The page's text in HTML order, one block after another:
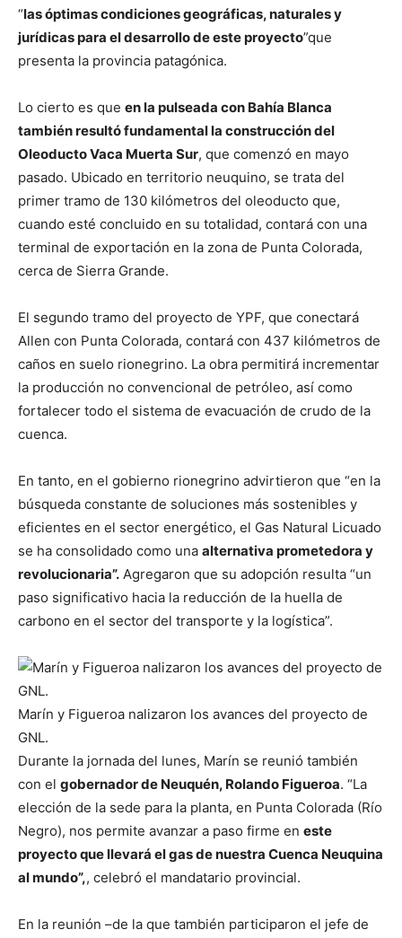
“las óptimas condiciones geográficas, naturales y
jurídicas para el desarrollo de este proyecto”que
presenta la provincia patagónica.
Lo cierto es que en la pulseada con Bahía Blanca
también resultó fundamental la construcción del
Oleoducto Vaca Muerta Sur, que comenzó en mayo
pasado. Ubicado en territorio neuquino, se trata del
primer tramo de 130 kilómetros del oleoducto que,
cuando esté concluido en su totalidad, contará con una
terminal de exportación en la zona de Punta Colorada,
cerca de Sierra Grande.
El segundo tramo del proyecto de YPF, que conectará
Allen con Punta Colorada, contará con 437 kilómetros de
caños en suelo rionegrino. La obra permitirá incrementar
la producción no convencional de petróleo, así como
fortalecer todo el sistema de evacuación de crudo de la
cuenca.
En tanto, en el gobierno rionegrino advirtieron que “en la
búsqueda constante de soluciones más sostenibles y
eficientes en el sector energético, el Gas Natural Licuado
se ha consolidado como una alternativa prometedora y
revolucionaria”. Agregaron que su adopción resulta “un
paso significativo hacia la reducción de la huella de
carbono en el sector del transporte y la logística”.
Marín y Figueroa nalizaron los avances del proyecto de
GNL.
Durante la jornada del lunes, Marín se reunió también
con el gobernador de Neuquén, Rolando Figueroa. “La
elección de la sede para la planta, en Punta Colorada (Río
Negro), nos permite avanzar a paso firme en este
proyecto que llevará el gas de nuestra Cuenca Neuquina
al mundo”,, celebró el mandatario provincial.
En la reunión –de la que también participaron el jefe de